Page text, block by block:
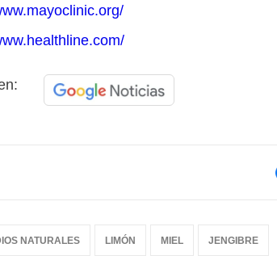
NATURALES LIMÓN MIEL JENGIBRE